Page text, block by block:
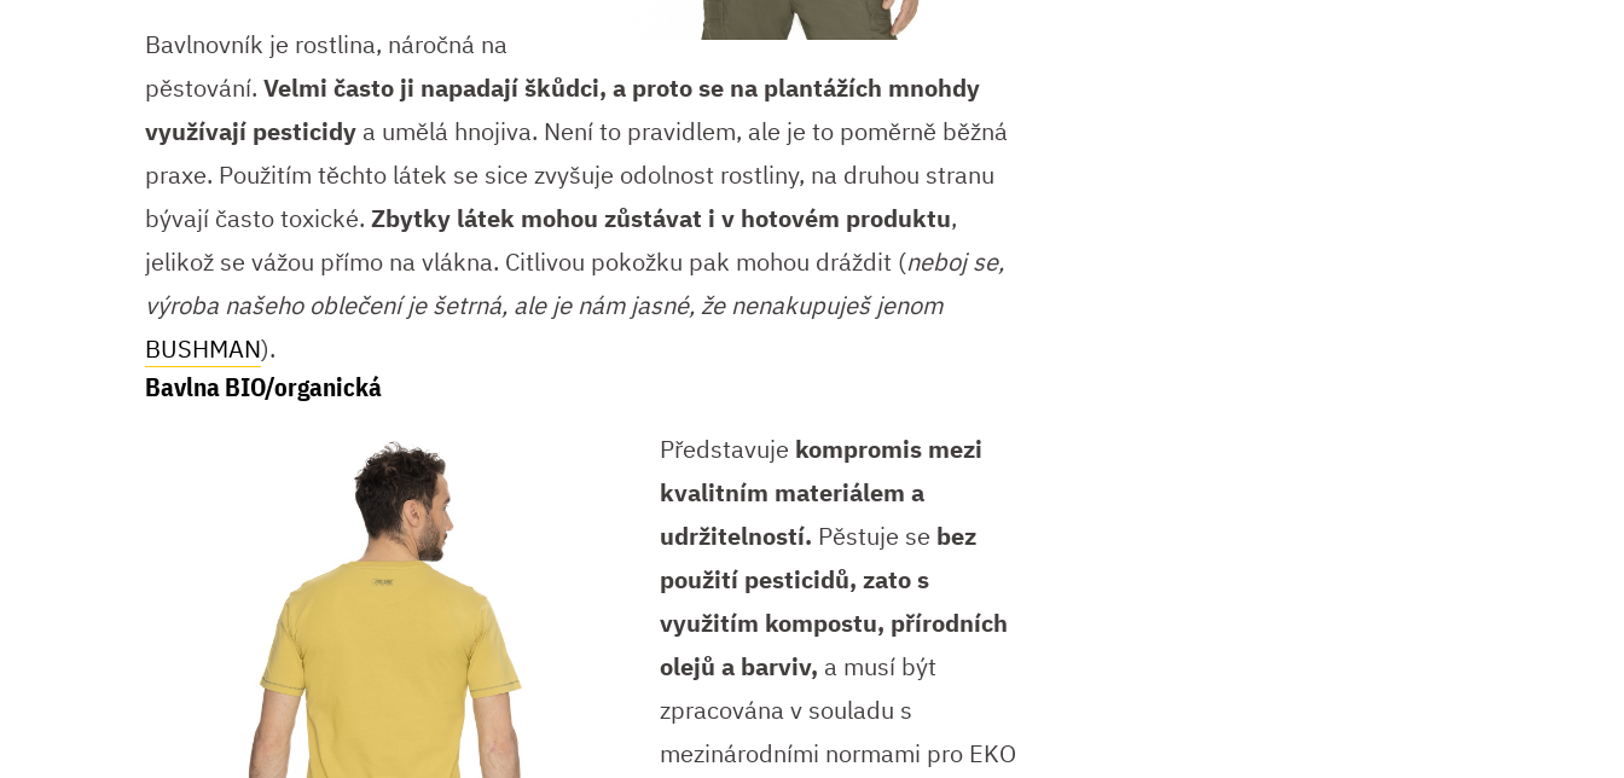
Bavlnovník je rostlina, náročná na
pěstování. Velmi často ji napadají škůdci, a proto se na plantážích mnohdy
využívají pesticidy a umělá hnojiva. Není to pravidlem, ale je to poměrně běžná
praxe. Použitím těchto látek se sice zvyšuje odolnost rostliny, na druhou stranu
bývají často toxické. Zbytky látek mohou zůstávat i v hotovém produktu,
jelikož se vážou přímo na vlákna. Citlivou pokožku pak mohou dráždit (neboj se,
výroba našeho oblečení je šetrná, ale je nám jasné, že nenakupuješ jenom
BUSHMAN).
Bavlna BIO/organická
Představuje kompromis mezi
kvalitním materiálem a
udržitelností. Pěstuje se bez
použití pesticidů, zato s
využitím kompostu, přírodních
olejů a barviv, a musí být
zpracována v souladu s
mezinárodními normami pro EKO